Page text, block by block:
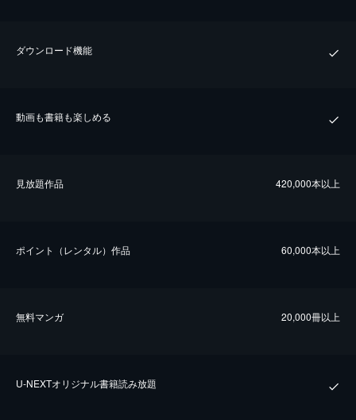
ダウンロード機能
動画も書籍も楽しめる
⾒放題作品 420,000本以上
ポイント（レンタル）作品 60,000本以上
無料マンガ 20,000冊以上
U-NEXTオリジナル書籍読み放題